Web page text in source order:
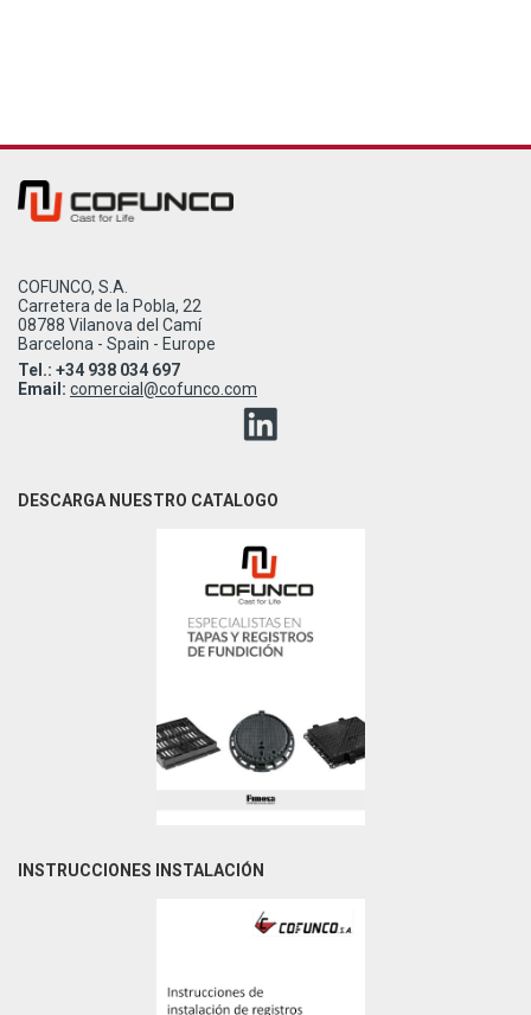
COFUNCO, S.A.
Carretera de la Pobla, 22
08788 Vilanova del Camí
Barcelona - Spain - Europe
Tel.: +34 938 034 697
Email: comercial@cofunco.com
DESCARGA NUESTRO CATALOGO
INSTRUCCIONES INSTALACIÓN